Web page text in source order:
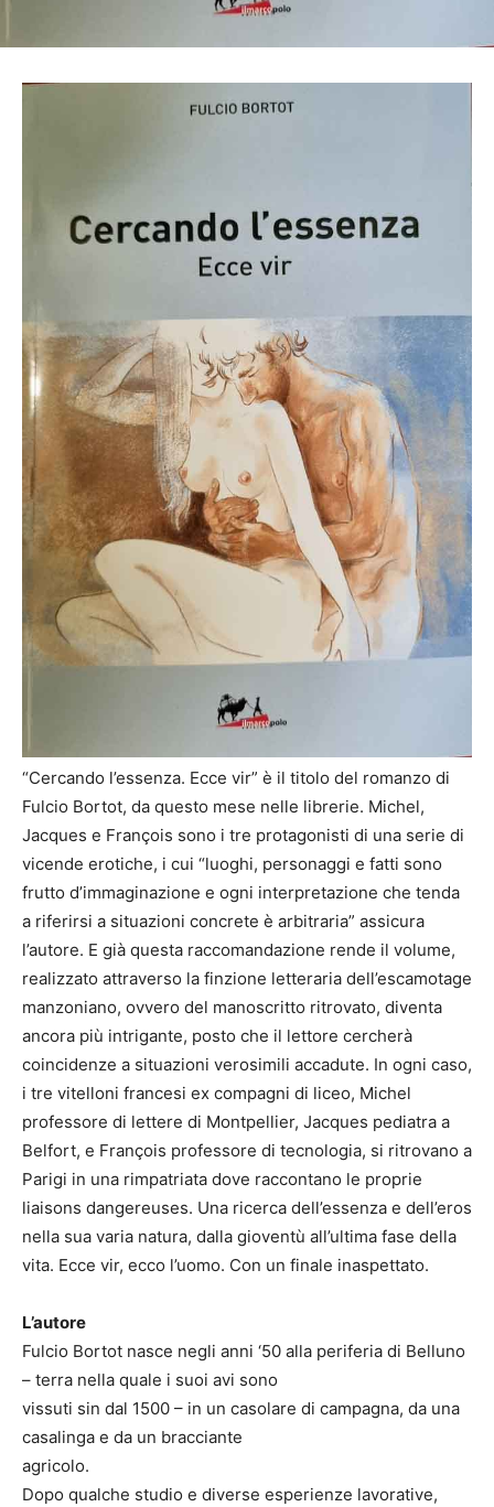
“Cercando l’essenza. Ecce vir” è il titolo del romanzo di
Fulcio Bortot, da questo mese nelle librerie. Michel,
Jacques e François sono i tre protagonisti di una serie di
vicende erotiche, i cui “luoghi, personaggi e fatti sono
frutto d’immaginazione e ogni interpretazione che tenda
a riferirsi a situazioni concrete è arbitraria” assicura
l’autore. E già questa raccomandazione rende il volume,
realizzato attraverso la finzione letteraria dell’escamotage
manzoniano, ovvero del manoscritto ritrovato, diventa
ancora più intrigante, posto che il lettore cercherà
coincidenze a situazioni verosimili accadute. In ogni caso,
i tre vitelloni francesi ex compagni di liceo, Michel
professore di lettere di Montpellier, Jacques pediatra a
Belfort, e François professore di tecnologia, si ritrovano a
Parigi in una rimpatriata dove raccontano le proprie
liaisons dangereuses. Una ricerca dell’essenza e dell’eros
nella sua varia natura, dalla gioventù all’ultima fase della
vita. Ecce vir, ecco l’uomo. Con un finale inaspettato.
L’autore
Fulcio Bortot nasce negli anni ‘50 alla periferia di Belluno
– terra nella quale i suoi avi sono
vissuti sin dal 1500 – in un casolare di campagna, da una
casalinga e da un bracciante
agricolo.
Dopo qualche studio e diverse esperienze lavorative,